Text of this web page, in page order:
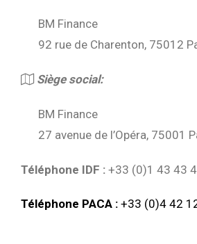
BM Finance
92 rue de Charenton, 75012
Siège social:
BM Finance
27 avenue de l’Opéra, 75001
Téléphone IDF : +33 (0)1 43 43
Téléphone PACA : +33 (0)4 42